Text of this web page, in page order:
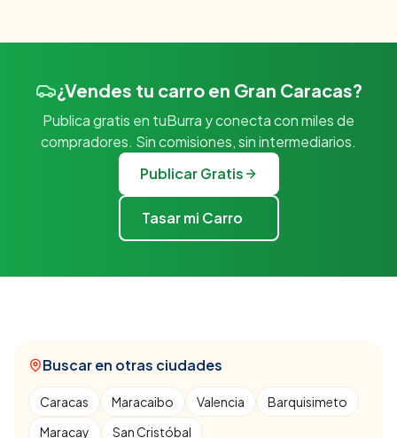
¿Vendes tu carro en Gran Caracas?
Publica gratis en tuBurra y conecta con miles de
compradores. Sin comisiones, sin intermediarios.
Publicar Gratis
Tasar mi Carro
Buscar en otras ciudades
Caracas Maracaibo Valencia
Barquisimeto
Maracay
San Cristóbal